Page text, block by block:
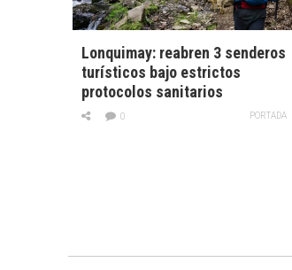
Lonquimay: reabren 3 senderos
turísticos bajo estrictos
protocolos sanitarios
PORTADA
0